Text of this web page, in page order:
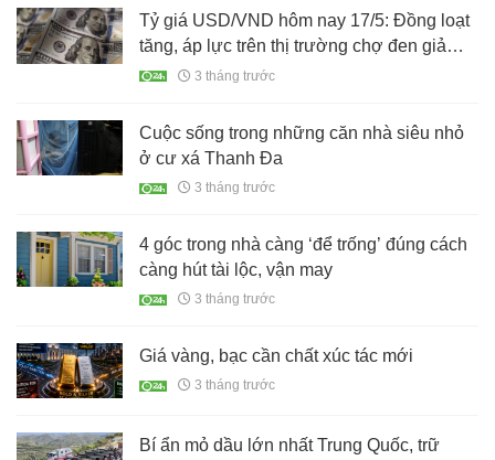
Tỷ giá USD/VND hôm nay 17/5: Đồng loạt
tăng, áp lực trên thị trường chợ đen giảm
nhiệt
3 tháng trước
Cuộc sống trong những căn nhà siêu nhỏ
ở cư xá Thanh Đa
3 tháng trước
4 góc trong nhà càng ‘để trống’ đúng cách
càng hút tài lộc, vận may
3 tháng trước
Giá vàng, bạc cần chất xúc tác mới
3 tháng trước
Bí ẩn mỏ dầu lớn nhất Trung Quốc, trữ